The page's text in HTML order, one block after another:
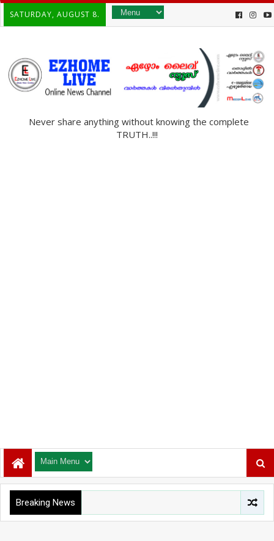
SATURDAY, AUGUST 8.
Never share anything without knowing the complete
TRUTH..!!!
Breaking News